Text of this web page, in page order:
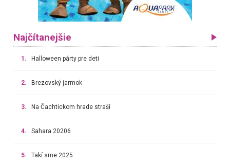
Najčítanejšie
1. Halloween párty pre deti
2. Brezovský jarmok
3. Na Čachtickom hrade straší
4. Sahara 20206
5. Takí sme 2025